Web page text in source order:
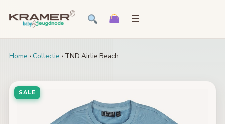
☰
Home › Collectie › TND Airlie Beach
SALE